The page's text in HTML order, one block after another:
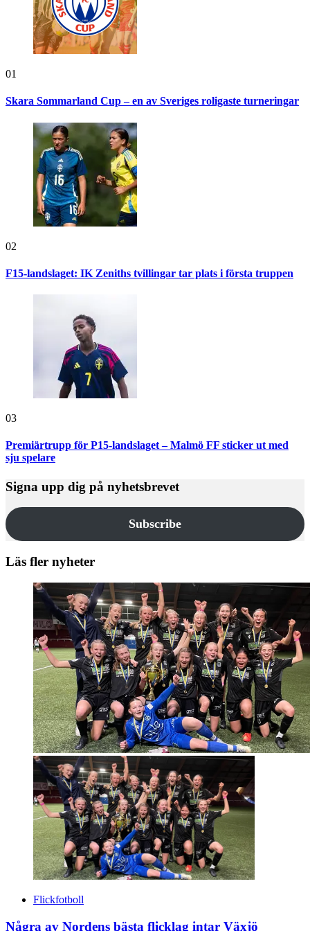
01
Skara Sommarland Cup – en av Sveriges roligaste turneringar
02
F15-landslaget: IK Zeniths tvillingar tar plats i första truppen
03
Premiärtrupp för P15-landslaget – Malmö FF sticker ut med
sju spelare
Signa upp dig på nyhetsbrevet
Subscribe
Läs fler nyheter
Flickfotboll
Några av Nordens bästa flicklag intar Växjö